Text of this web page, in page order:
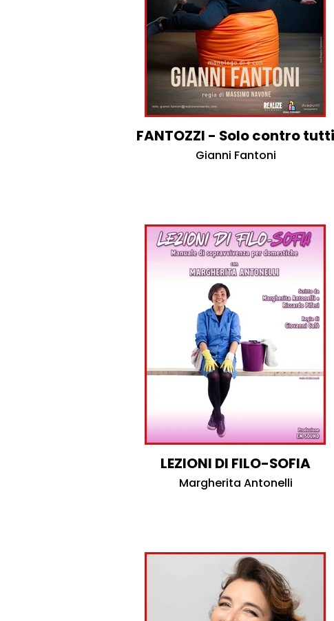
FANTOZZI - Solo contro tutti
Gianni Fantoni
LEZIONI DI FILO-SOFIA
Margherita Antonelli